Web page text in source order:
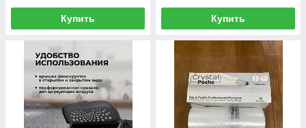
Купить Купить